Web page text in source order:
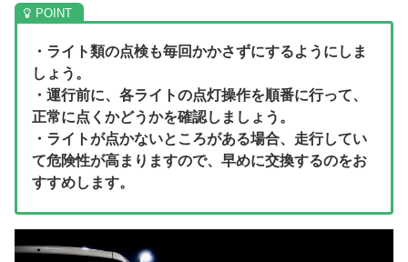
・ライト類の点検も毎回かかさずにするようにしま
しょう。
・運行前に、各ライトの点灯操作を順番に行って、
正常に点くかどうかを確認しましょう。
・ライトが点かないところがある場合、走行してい
て危険性が高まりますので、早めに交換するのをお
すすめします。